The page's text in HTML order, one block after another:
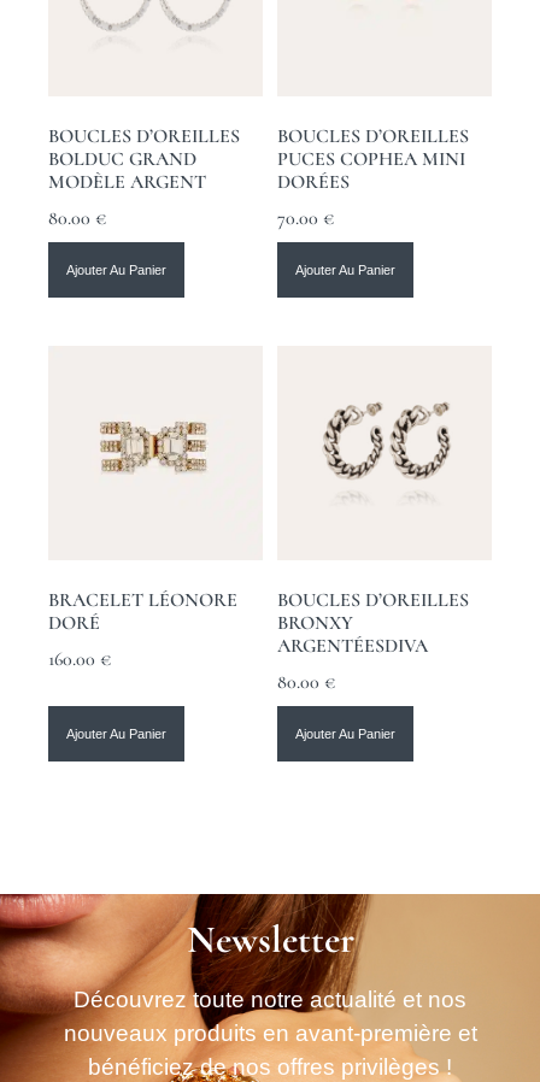
BOUCLES D’OREILLES
BOLDUC GRAND
MODÈLE ARGENT
80.00 €
Ajouter Au Panier
BOUCLES D’OREILLES
PUCES COPHEA MINI
DORÉES
70.00 €
Ajouter Au Panier
BRACELET LÉONORE
DORÉ
160.00 €
Ajouter Au Panier
BOUCLES D’OREILLES
BRONXY
ARGENTÉESDIVA
80.00 €
Ajouter Au Panier
Newsletter
Découvrez toute notre actualité et nos
nouveaux produits en avant-première et
bénéficiez de nos offres privilèges !